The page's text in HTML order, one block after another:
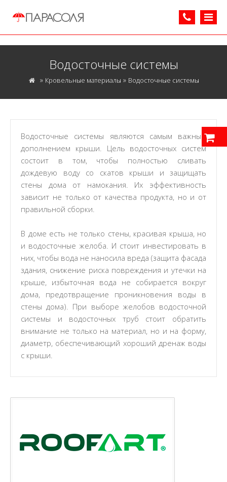
Водосточные системы
» Кровельные материалы » Водосточные системы
Водосточные системы являются самым важным
дополнением крыши. Цель водосточных систем
состоит в том, чтобы полностью сливать
дождевую воду со скатов крыши и защищать
стены дома от намокания. Их эффективность
зависит не только от качества продукта, но и от
правильной сборки.
В доме есть не только стены, красивая крыша, но
и водосточные желоба. И стоит инвестировать в
них, чтобы вода не наносила вреда (защита фасада
здания, снижение риска повреждения и утечки на
крыше, избыточная вода не собирается вокруг
дома, предотвращение проникновения воды в
стены дома). При выборе желобов водосточной
системы и водосточных труб стоит обратить
внимание не только на материал, но и на форму,
диаметр, обеспечивающий хороший дренаж воды
с крыши.